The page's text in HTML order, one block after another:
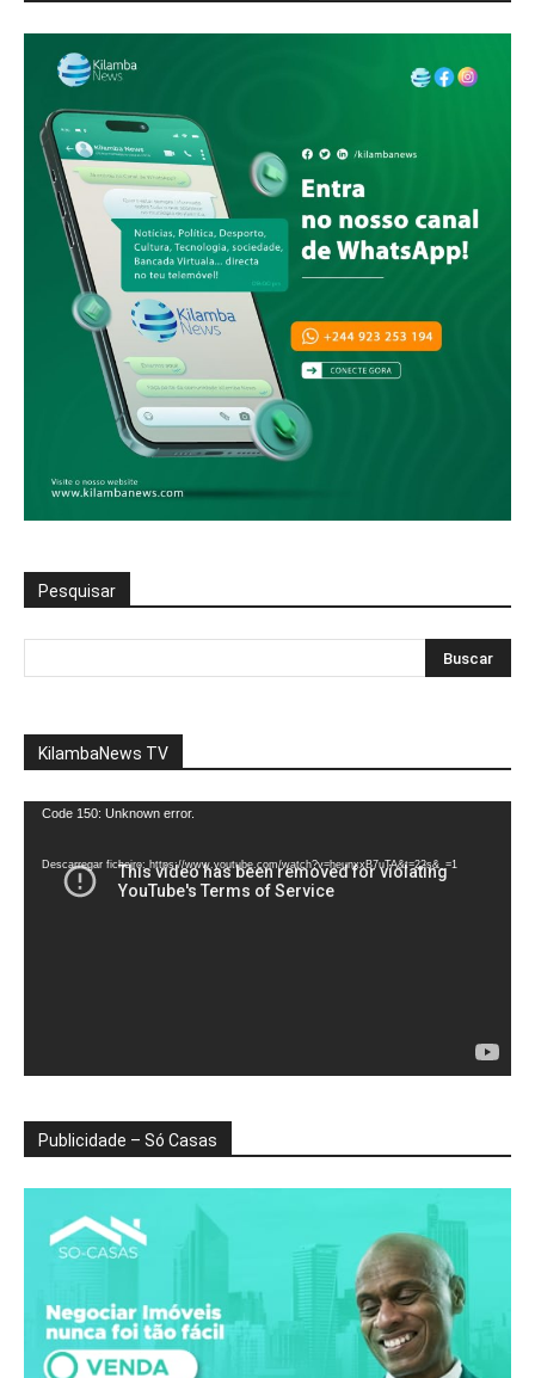
Pesquisar
KilambaNews TV
Reprodutor
vídeo
Code 150: Unknown error.
Descarregar ficheiro: https://www.youtube.com/watch?v=heunxxB7uTA&t=22s&_=1
Publicidade – Só Casas